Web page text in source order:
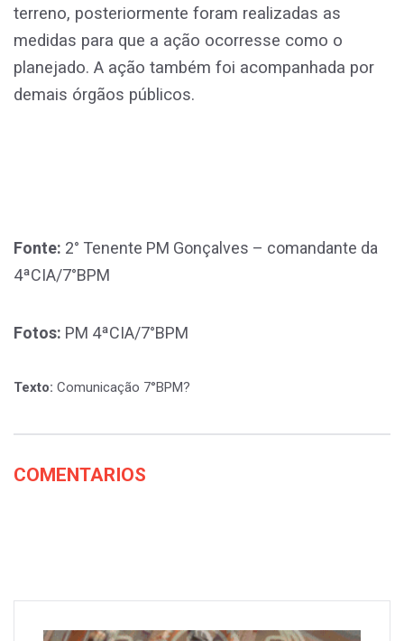
terreno, posteriormente foram realizadas as
medidas para que a ação ocorresse como o
planejado. A ação também foi acompanhada por
demais órgãos públicos.
Fonte: 2° Tenente PM Gonçalves – comandante da
4ªCIA/7°BPM
Fotos: PM 4ªCIA/7°BPM
Texto: Comunicação 7°BPM?
COMENTARIOS